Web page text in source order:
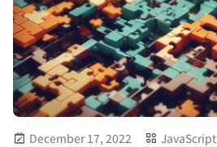
December 17, 2022 JavaScript